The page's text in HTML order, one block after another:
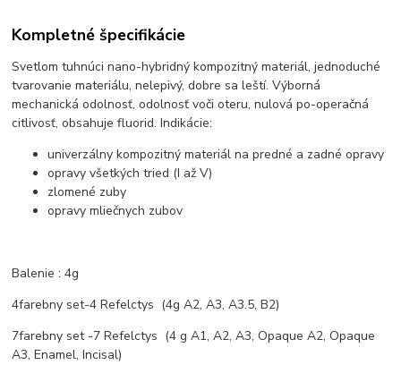
Kompletné špecifikácie
Svetlom tuhnúci nano-hybridný kompozitný materiál, jednoduché
tvarovanie materiálu, nelepivý, dobre sa leští. Výborná
mechanická odolnosť, odolnosť voči oteru, nulová po-operačná
citlivosť, obsahuje fluorid. Indikácie:
univerzálny kompozitný materiál na predné a zadné opravy
opravy všetkých tried (I až V)
zlomené zuby
opravy mliečnych zubov
Balenie : 4g
4farebny set-4 Refelctys (4g A2, A3, A3.5, B2)
7farebny set -7 Refelctys (4 g A1, A2, A3, Opaque A2, Opaque
A3, Enamel, Incisal)